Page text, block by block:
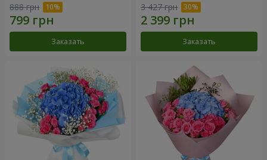
888 грн
Заказать
3 427 грн
Заказать